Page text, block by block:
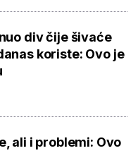
div čije šivaće
koriste: Ovo je
ali i problemi: Ovo